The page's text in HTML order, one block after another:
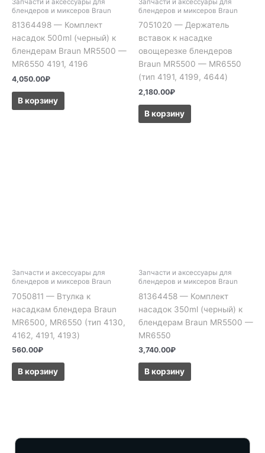
блендеров и миксеров Braun
81364498 — Комплект
насадок 500ml (черный) к
блендерам Braun MR5500 —
MR6550 4191, 4196
4,050.00₽
В корзину
блендеров и миксеров Braun
7051020 — Держатель
вставок к насадке
овощерезке блендеров
Braun MR5500 — MR6550
(тип 4191, 4199, 4644)
2,180.00₽
В корзину
Запчасти и аксессуары для
блендеров и миксеров Braun
7050811 — Втулка к
насадкам блендера Braun
MR6500, MR6550 (тип 4130,
4162, 4191, 4193)
560.00₽
В корзину
Запчасти и аксессуары для
блендеров и миксеров Braun
81364458 — Комплект
насадок 350ml (черный) к
блендерам Braun MR5500 —
MR6550
3,740.00₽
В корзину